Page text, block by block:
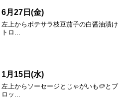
6月27日(金)
左上からポテサラ枝豆茄子の白醤油漬け
トロ...
1月15日(水)
左上からソーセージとじゃがいも🥔とブ
ロッ...